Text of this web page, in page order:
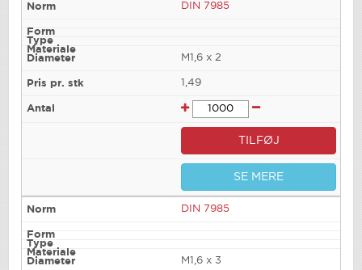
DIN 7985
M1,6 x 2
1,49
TILFØJ
SE MERE
DIN 7985
M1,6 x 3